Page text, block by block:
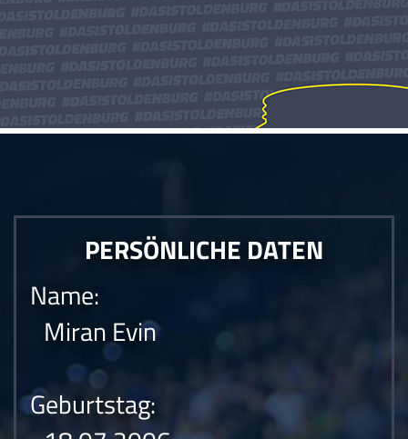
PERSÖNLICHE DATEN
Name:
Miran Evin
Geburtstag: